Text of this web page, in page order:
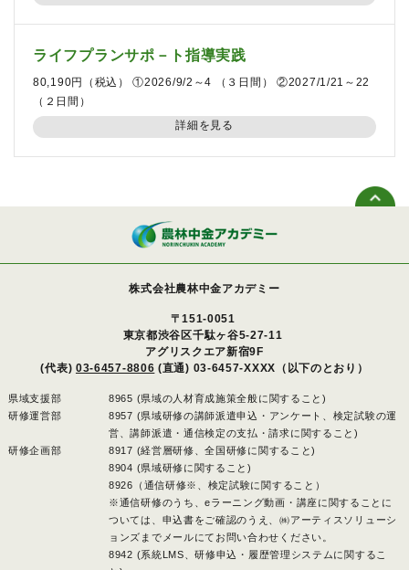
ライフプランサポ－ト指導実践
80,190円（税込） ①2026/9/2～4 （３日間） ②2027/1/21～22
（２日間）
詳細を見る
株式会社農林中金アカデミー
〒151-0051
東京都渋谷区千駄ヶ谷5-27-11
アグリスクエア新宿9F
(代表) 03-6457-8806 (直通) 03-6457-XXXX（以下のとおり）
県域支援部
8965 (県域の人材育成施策全般に関すること)
研修運営部
8957 (県域研修の講師派遣申込・アンケート、検定試験の運
営、講師派遣・通信検定の支払・請求に関すること)
研修企画部
8917 (経営層研修、全国研修に関すること)
8904 (県域研修に関すること)
8926（通信研修※、検定試験に関すること）
※通信研修のうち、eラーニング動画・講座に関することに
ついては、申込書をご確認のうえ、㈱アーティスソリューシ
ョンズまでメールにてお問い合わせください。
8942 (系統LMS、研修申込・履歴管理システムに関するこ